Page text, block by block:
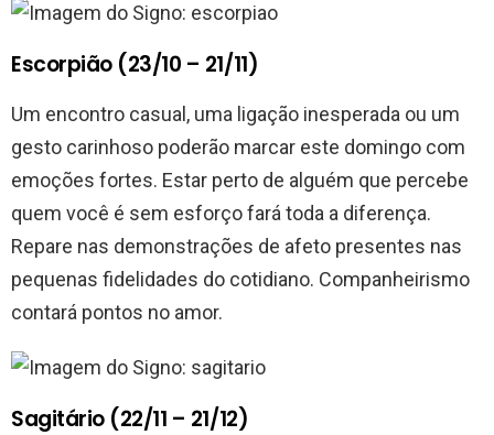
Escorpião (23/10 – 21/11)
Um encontro casual, uma ligação inesperada ou um
gesto carinhoso poderão marcar este domingo com
emoções fortes. Estar perto de alguém que percebe
quem você é sem esforço fará toda a diferença.
Repare nas demonstrações de afeto presentes nas
pequenas fidelidades do cotidiano. Companheirismo
contará pontos no amor.
Sagitário (22/11 – 21/12)